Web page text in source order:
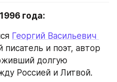
года:
Георгий Васильевич
и поэт, автор
долгую
Россией и Литвой.